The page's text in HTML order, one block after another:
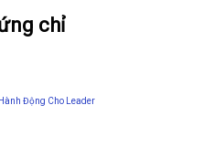
chỉ
Động Cho Leader